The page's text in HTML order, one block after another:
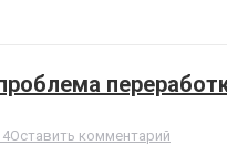
Оставить комментарий